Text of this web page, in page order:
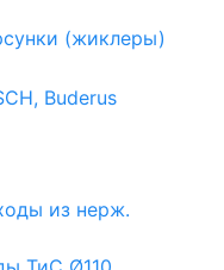
(жиклеры)
Buderus
из нерж.